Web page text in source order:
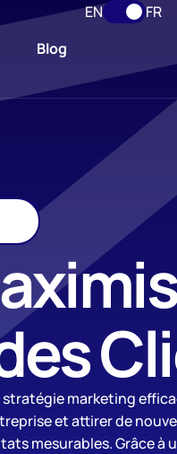
Blog
EN
FR
marketing
et attirer de
mesurables. Grâce à